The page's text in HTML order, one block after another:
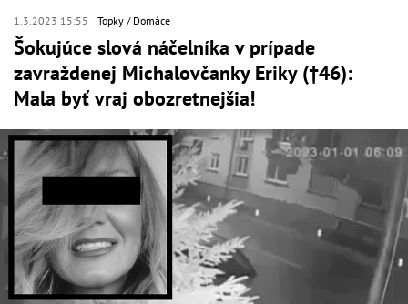
1.3.2023 15:55 Topky Domáce
Šokujúce slová náčelníka v prípade
zavraždenej Michalovčanky Eriky (†46):
Mala byť vraj obozretnejšia!